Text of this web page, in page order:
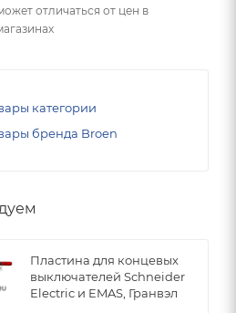
отличаться от цен в
категории
бренда Broen
Пластина для концевых
выключателей Schneider
Electric и EMAS, Гранвэл